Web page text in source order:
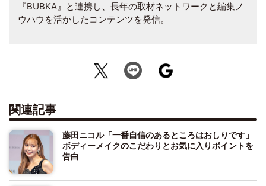
『BUBKA』と連携し、長年の取材ネットワークと編集ノ
ウハウを活かしたコンテンツを発信。
関連記事
藤田ニコル「一番自信のあるところはおしりです」
ボディーメイクのこだわりとお気に入りポイントを
告白